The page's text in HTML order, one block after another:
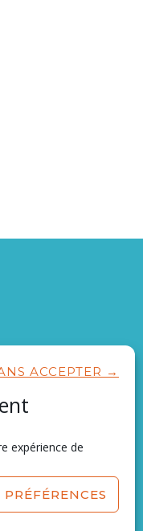
expérience de
ACCEPTER →